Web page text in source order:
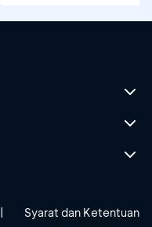
| Syarat dan Ketentuan